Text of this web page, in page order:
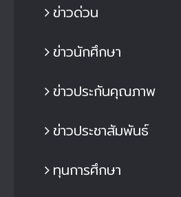
ข่าวด่วน
ข่าวนักศึกษา
ข่าวประกันคุณภาพ
ข่าวประชาสัมพันธ์
ทุนการศึกษา